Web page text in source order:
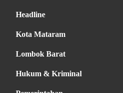
Headline
Kota Mataram
Lombok Barat
Hukum & Kriminal